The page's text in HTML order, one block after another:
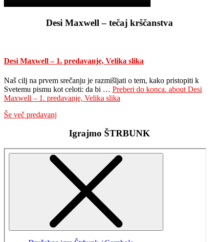
Desi Maxwell – tečaj krščanstva
Desi Maxwell – 1. predavanje, Velika slika
Naš cilj na prvem srečanju je razmišljati o tem, kako pristopiti k
Svetemu pismu kot celoti: da bi … Preberi do konca. about Desi
Maxwell – 1. predavanje, Velika slika
Še več predavanj
Igrajmo ŠTRBUNK